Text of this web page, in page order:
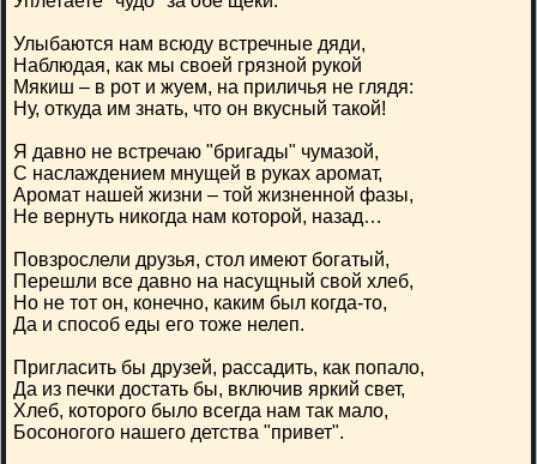
Улыбаются нам всюду встречные дяди,
Наблюдая, как мы своей грязной рукой
Мякиш – в рот и жуем, на приличья не глядя:
Ну, откуда им знать, что он вкусный такой!
Я давно не встречаю "бригады" чумазой,
С наслаждением мнущей в руках аромат,
Аромат нашей жизни – той жизненной фазы,
Не вернуть никогда нам которой, назад…
Повзрослели друзья, стол имеют богатый,
Перешли все давно на насущный свой хлеб,
Но не тот он, конечно, каким был когда-то,
Да и способ еды его тоже нелеп.
Пригласить бы друзей, рассадить, как попало,
Да из печки достать бы, включив яркий свет,
Хлеб, которого было всегда нам так мало,
Босоногого нашего детства "привет".